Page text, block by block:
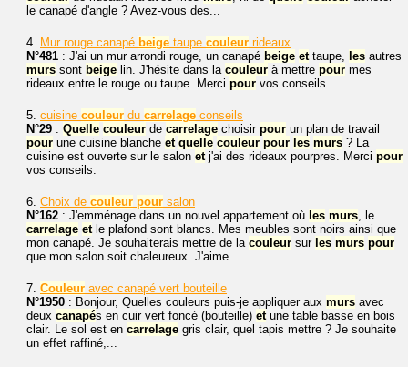
le canapé d'angle ? Avez-vous des...
4. Mur rouge canapé beige taupe couleur rideaux
N°481 : J'ai un mur arrondi rouge, un canapé beige ettaupe, les autres
murs sont beige lin. J'hésite dans la couleur à mettre pour mes
rideaux entre le rouge ou taupe. Merci pour vos conseils.
5. cuisine couleur du carrelage conseils
N°29 : Quelle couleur de carrelage choisir pour un plan de travail
pour une cuisine blanche et quelle couleur pour les murs ? La
cuisine est ouverte sur le salon etj'ai des rideaux pourpres. Merci pour
vos conseils.
6. Choix de couleur pour salon
N°162 : J'emménage dans un nouvel appartement où les murs, le
carrelage etle plafond sont blancs. Mes meubles sont noirs ainsi que
mon canapé. Je souhaiterais mettre de la couleur sur les murs pour
que mon salon soit chaleureux. J'aime...
7. Couleur avec canapé vert bouteille
N°1950 : Bonjour, Quelles couleurs puis-je appliquer aux murs avec
deux canapés en cuir vert foncé (bouteille) etune table basse en bois
clair. Le sol est en carrelage gris clair, quel tapis mettre ? Je souhaite
un effet raffiné,...